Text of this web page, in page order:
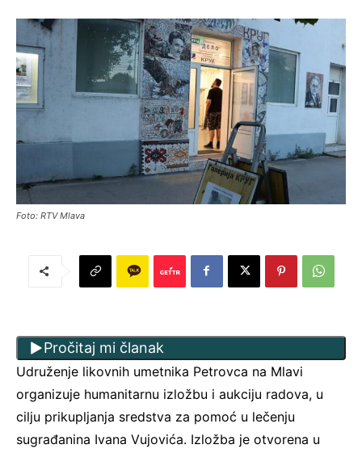
Foto: RTV Mlava
Pročitaj mi članak
Udruženje likovnih umetnika Petrovca na Mlavi
organizuje humanitarnu izložbu i aukciju radova, u
cilju prikupljanja sredstva za pomoć u lečenju
sugrađanina Ivana Vujovića. Izložba je otvorena u